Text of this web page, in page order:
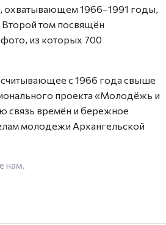
охватывающем 1966–1991 годы,
Второй том посвящён
из которых 700
с 1966 года свыше
проекта «Молодёжь и
связь времён и бережное
молодежи Архангельской
нам.